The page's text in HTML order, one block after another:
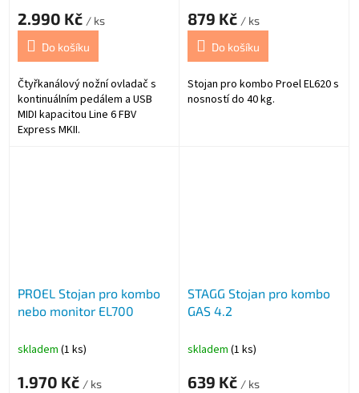
2.990 Kč / ks
Do košíku
Čtyřkanálový nožní ovladač s
kontinuálním pedálem a USB
MIDI kapacitou Line 6 FBV
Express MKII.
879 Kč / ks
Do košíku
Stojan pro kombo Proel EL620 s
nosností do 40 kg.
PROEL Stojan pro kombo
nebo monitor EL700
skladem (1 ks)
1.970 Kč / ks
STAGG Stojan pro kombo
GAS 4.2
skladem (1 ks)
639 Kč / ks